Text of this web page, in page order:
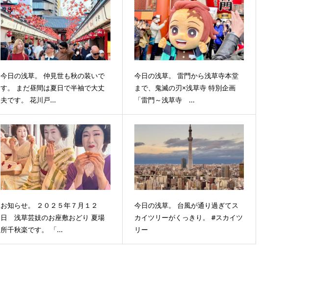
今日の浅草。 仲見世も秋の装いで
す。 まだ昼間は夏日で半袖で大丈
夫です。 花川戸...
今日の浅草。 雷門から浅草寺本堂
まで、鬼滅の刃×浅草寺 特別企画
「雷門～浅草寺 ...
お知らせ。 ２０２５年７月１２
日 浅草芸妓のお座敷おどり 夏場
所千秋楽です。 「...
今日の浅草。 台風が通り過ぎてス
カイツリーがくっきり。 #スカイツ
リー